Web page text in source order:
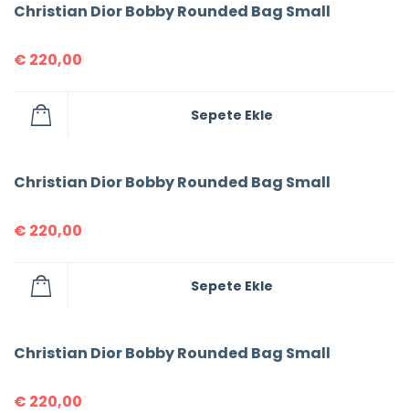
Christian Dior Bobby Rounded Bag Small
€ 220,00
Sepete Ekle
Christian Dior Bobby Rounded Bag Small
€ 220,00
Sepete Ekle
Christian Dior Bobby Rounded Bag Small
€ 220,00